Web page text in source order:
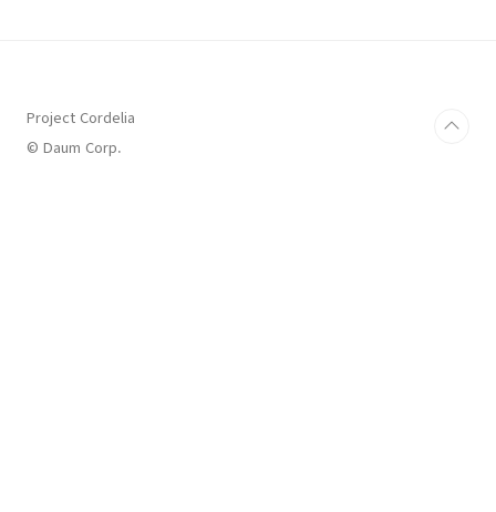
Project Cordelia
© Daum Corp.